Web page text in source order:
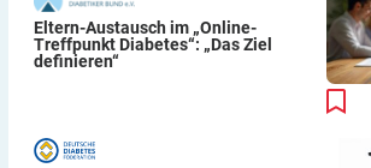
Eltern-Austausch im „Online-
Treffpunkt Diabetes“: „Das Ziel
definieren“